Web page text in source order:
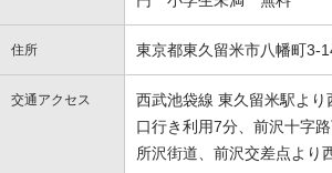
住所 東京都東久留米市八幡町3-
交通アクセス
西武池袋線 東久留米駅よ
口行き利用7分、前沢十字
所沢街道、前沢交差点より